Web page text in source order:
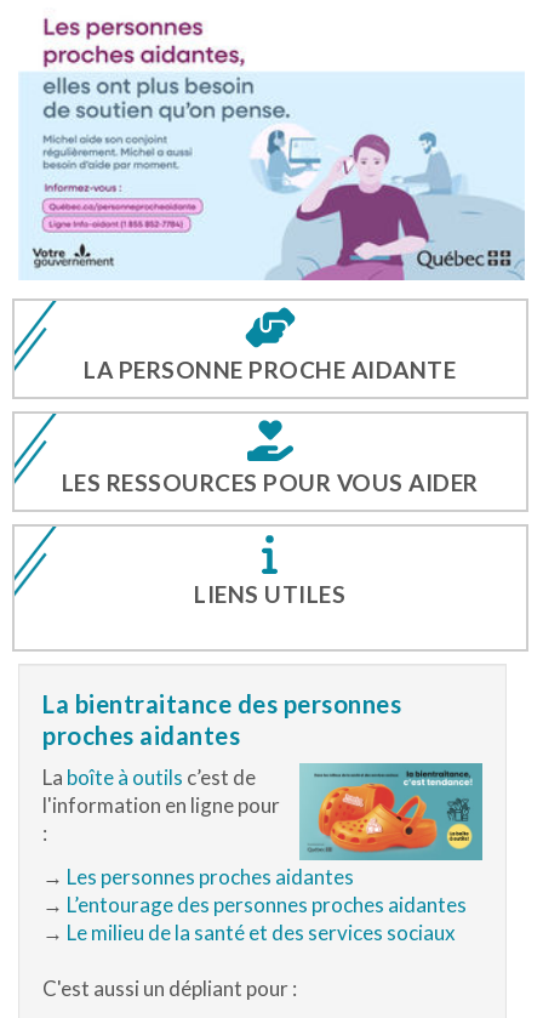
LA PERSONNE PROCHE AIDANTE
LES RESSOURCES POUR VOUS AIDER
LIENS UTILES
La bientraitance des personnes
proches aidantes
La boîte à outils c’est de
l'information en ligne pour
:
→ Les personnes proches aidantes
→ L’entourage des personnes proches aidantes
→ Le milieu de la santé et des services sociaux
C'est aussi un dépliant pour :